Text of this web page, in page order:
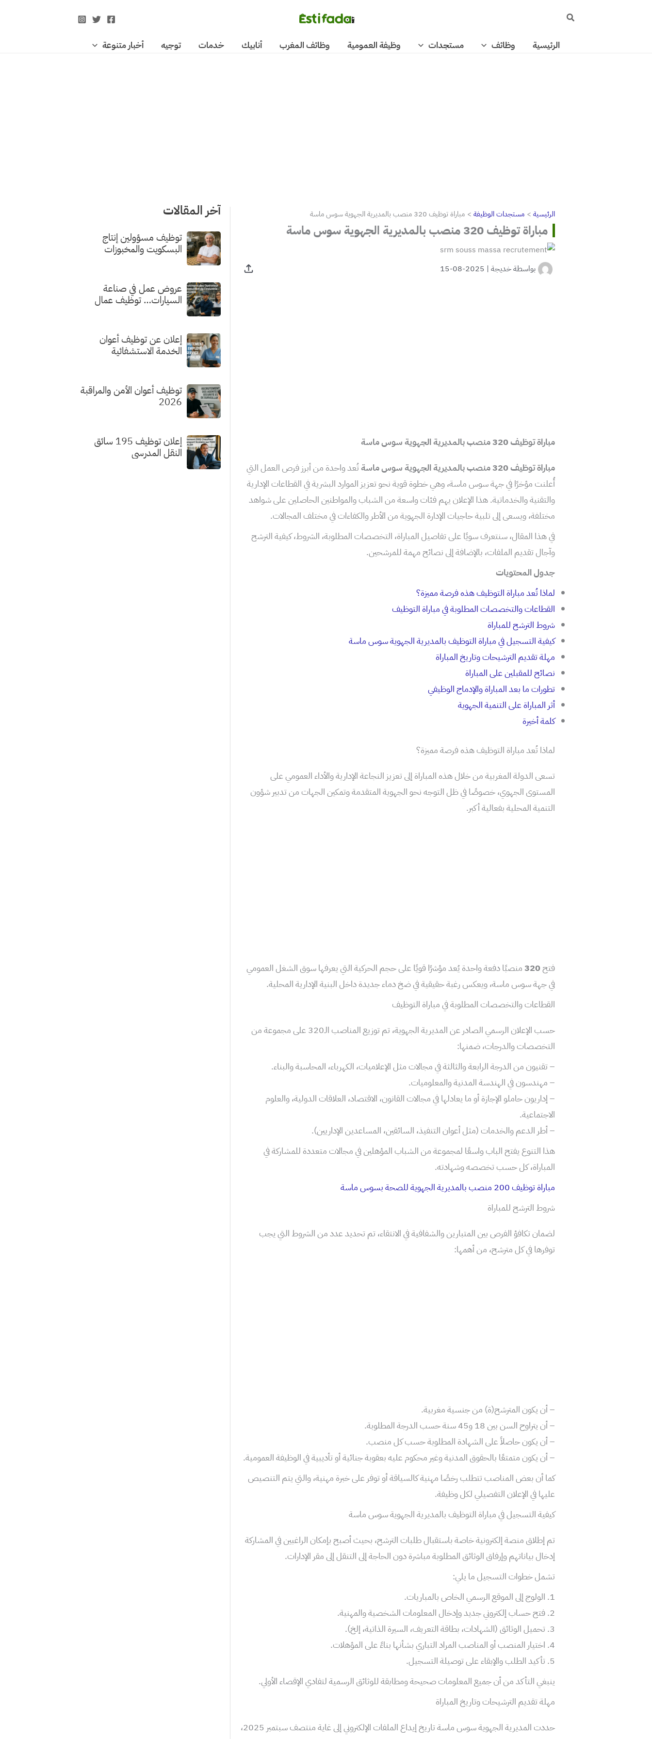
البحث
الرئيسية وظائف مستجدات وظيفة العمومية وظائف المغرب أنابيك خدمات توجيه أخبار متنوعة
الرئيسية مستجدات الوظيفة مباراة توظيف 320 منصب بالمديرية الجهوية سوس ماسة
مباراة توظيف 320 منصب بالمديرية الجهوية سوس ماسة
بواسطةخديجة |
2025-08-15
مباراة توظيف 320 منصب بالمديرية الجهوية سوس ماسة
مباراة توظيف 320 منصب بالمديرية الجهوية سوس ماسة
تُعد واحدة من أبرز فرص العمل التي
أُعلنت مؤخرًا في جهة سوس ماسة، وهي خطوة قوية نحو تعزيز الموارد البشرية في القطاعات الإدارية
والتقنية والخدماتية. هذا الإعلان يهم فئات واسعة من الشباب والمواطنين الحاصلين على شواهد
مختلفة، ويسعى إلى تلبية حاجيات الإدارة الجهوية من الأطر والكفاءات في مختلف المجالات.
في هذا المقال، سنتعرف سويًا على تفاصيل المباراة، التخصصات المطلوبة، الشروط، كيفية الترشح
وآجال تقديم الملفات، بالإضافة إلى نصائح مهمة للمرشحين.
جدول المحتويات
لماذا تُعد مباراة التوظيف هذه فرصة مميزة؟
القطاعات والتخصصات المطلوبة في مباراة التوظيف
شروط الترشح للمباراة
كيفية التسجيل في مباراة التوظيف بالمديرية الجهوية سوس ماسة
مهلة تقديم الترشيحات وتاريخ المباراة
نصائح للمقبلين على المباراة
تطورات ما بعد المباراة والإدماج الوظيفي
أثر المباراة على التنمية الجهوية
كلمة أخيرة
لماذا تُعد مباراة التوظيف هذه فرصة مميزة؟
تسعى الدولة المغربية من خلال هذه المباراة إلى تعزيز النجاعة الإدارية والأداء العمومي على
المستوى الجهوي، خصوصًا في ظل التوجه نحو الجهوية المتقدمة وتمكين الجهات من تدبير شؤون
التنمية المحلية بفعالية أكبر.
فتح320 منصبًا دفعة واحدة يُعد مؤشرًا قويًا على حجم الحركية التي يعرفها سوق الشغل العمومي
في جهة سوس ماسة، ويعكس رغبة حقيقية في ضخ دماء جديدة داخل البنية الإدارية المحلية.
القطاعات والتخصصات المطلوبة في مباراة التوظيف
حسب الإعلان الرسمي الصادر عن المديرية الجهوية، تم توزيع المناصب الـ320 على مجموعة من
التخصصات والدرجات، ضمنها:
– تقنيون من الدرجة الرابعة والثالثة في مجالات مثل الإعلاميات، الكهرباء، المحاسبة والبناء.
– مهندسون في الهندسة المدنية والمعلوميات.
– إداريون حاملو الإجازة أو ما يعادلها في مجالات القانون، الاقتصاد، العلاقات الدولية، والعلوم
الاجتماعية.
– أطر الدعم والخدمات (مثل أعوان التنفيذ، السائقين، المساعدين الإداريين).
هذا التنوع يفتح الباب واسعًا لمجموعة من الشباب المؤهلين في مجالات متعددة للمشاركة في
المباراة، كل حسب تخصصه وشهادته.
مباراة توظيف 200 منصب بالمديرية الجهوية للصحة بسوس ماسة
شروط الترشح للمباراة
لضمان تكافؤ الفرص بين المتبارين والشفافية في الانتقاء، تم تحديد عدد من الشروط التي يجب
توفرها في كل مترشح، من أهمها:
– أن يكون المترشح(ة) من جنسية مغربية.
– أن يتراوح السن بين 18 و45 سنة حسب الدرجة المطلوبة.
– أن يكون حاصلاً على الشهادة المطلوبة حسب كل منصب.
– أن يكون متمتعًا بالحقوق المدنية وغير محكوم عليه بعقوبة جنائية أو تأديبية في الوظيفة العمومية.
كما أن بعض المناصب تتطلب رخصًا مهنية كالسياقة أو توفر على خبرة مهنية، والتي يتم التنصيص
عليها في الإعلان التفصيلي لكل وظيفة.
كيفية التسجيل في مباراة التوظيف بالمديرية الجهوية سوس ماسة
تم إطلاق منصة إلكترونية خاصة باستقبال طلبات الترشح، بحيث أصبح بإمكان الراغبين في المشاركة
إدخال بياناتهم وإرفاق الوثائق المطلوبة مباشرة دون الحاجة إلى التنقل إلى مقر الإدارات.
تشمل خطوات التسجيل ما يلي:
1. الولوج إلى الموقع الرسمي الخاص بالمباريات.
2. فتح حساب إلكتروني جديد وإدخال المعلومات الشخصية والمهنية.
3. تحميل الوثائق (الشهادات، بطاقة التعريف، السيرة الذاتية، إلخ).
4. اختيار المنصب أو المناصب المراد التباري بشأنها بناءً على المؤهلات.
5. تأكيد الطلب والإبقاء على توصيلة التسجيل.
ينبغي التأكد من أن جميع المعلومات صحيحة ومطابقة للوثائق الرسمية لتفادي الإقصاء الأولي.
مهلة تقديم الترشيحات وتاريخ المباراة
حددت المديرية الجهوية سوس ماسة تاريخ إيداع الملفات الإلكتروني إلى غاية منتصف سبتمبر 2025،
آخر المقالات
توظيف مسؤولين إنتاج
البسكويت والمخبوزات
عروض عمل في صناعة
السيارات… توظيف عمال
إعلان عن توظيف أعوان
الخدمة الاستشفائية
توظيف أعوان الأمن والمراقبة
2026
إعلان توظيف 195 سائق
النقل المدرسي